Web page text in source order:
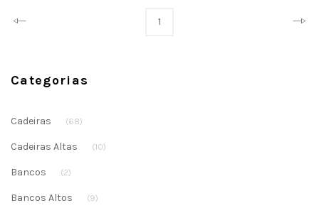
Prev 1 Next
Categorias
Cadeiras (68)
Cadeiras Altas (10)
Bancos (2)
Bancos Altos (9)